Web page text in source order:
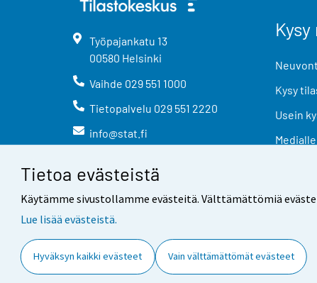
Tietoa evästeistä
Käytämme sivustollamme evästeitä. Välttämättömiä
Lue lisää evästeistä.
Hyväksyn kaikki evästeet Vain välttämättömät evästeet
Työpajankatu 13
00580 Helsinki
Vaihde 029 551 1000
Tietopalvelu 029 551 2220
info@stat.fi
Kysy
Usein
Medialle
Yhteystiedot Palaute